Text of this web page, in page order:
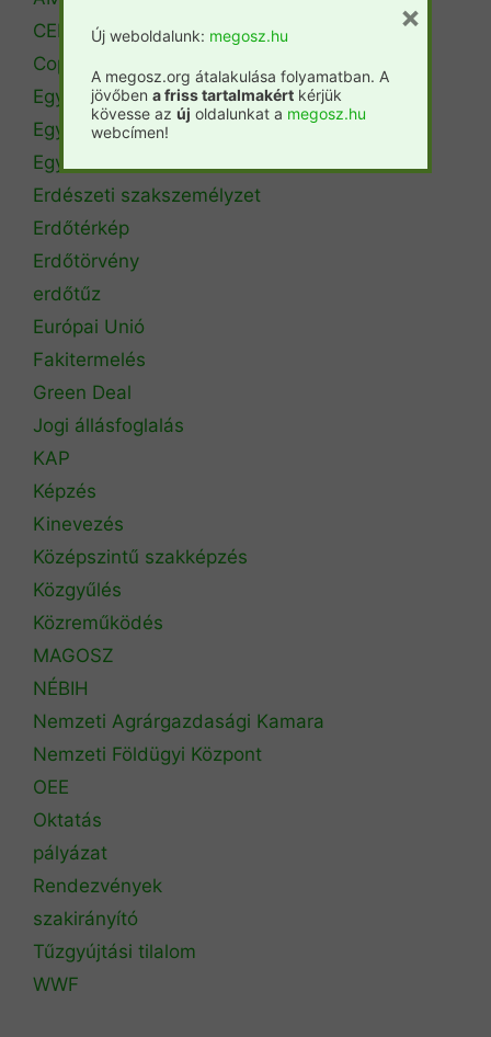
CEPF
Copa Cogeca
Egyéb
Egyetemi hírek
Egyetemi szintű oktatás
Erdészeti szakszemélyzet
Erdőtérkép
Erdőtörvény
erdőtűz
Európai Unió
Fakitermelés
Green Deal
Jogi állásfoglalás
KAP
Képzés
Kinevezés
Középszintű szakképzés
Közgyűlés
Közreműködés
MAGOSZ
NÉBIH
Nemzeti Agrárgazdasági Kamara
Nemzeti Földügyi Központ
OEE
Oktatás
pályázat
Rendezvények
szakirányító
Tűzgyújtási tilalom
WWF
Új weboldalunk: megosz.hu
A megosz.org átalakulása folyamatban. A
jövőben a friss tartalmakért kérjük
kövesse az új oldalunkat a megosz.hu
webcímen!
×